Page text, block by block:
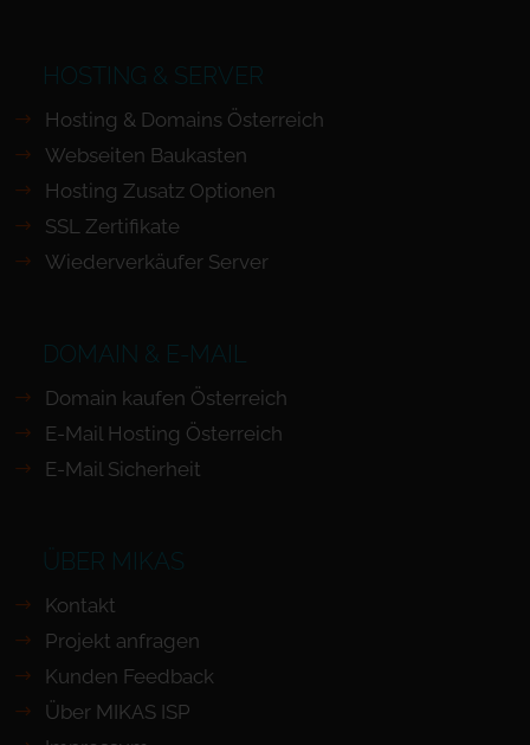
HOSTING & SERVER
Hosting & Domains Österreich
Webseiten Baukasten
Hosting Zusatz Optionen
SSL Zertifikate
Wiederverkäufer Server
DOMAIN & E-MAIL
Domain kaufen Österreich
E-Mail Hosting Österreich
E-Mail Sicherheit
ÜBER MIKAS
Kontakt
Projekt anfragen
Kunden Feedback
Über MIKAS ISP